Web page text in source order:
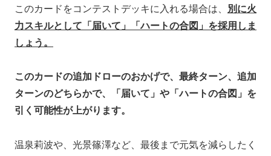
このカードをコンテストデッキに入れる場合は、
別に火
力スキルとして「届いて」「ハートの合図」を採用しま
しょう。
このカードの追加ドローのおかげで、最終ターン、追加
ターンのどちらかで、「届いて」や「ハートの合図」を
引く可能性が上がります。
温泉莉波や、光景篠澤など、最後まで元気を減らしたく